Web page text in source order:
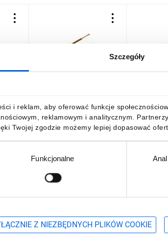
Szczegóły
i reklam, aby oferować funkcje
reklamowym i analitycznym.
Twojej zgodzie możemy lepiej dopasować
Funkcjonalne
Z NIEZBĘDNYCH PLIKÓW COOKIE
biały
292,86 złbrutto 265,72
DO
promocjach i wyprzedażach